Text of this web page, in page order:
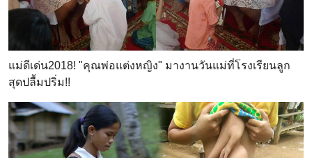
แม่ดีเด่น2018! "คุณพ่อแต่งหญิง" มางานวันแม่ที่โรงเรียนลูก
สุดปลื้มปริ่ม!!